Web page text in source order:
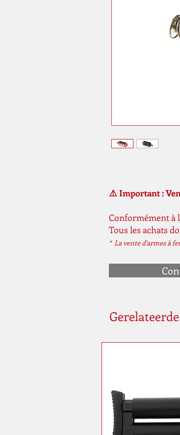
⚠️ Important :
Conformément à
Tous les achats
* La vente d'armes à